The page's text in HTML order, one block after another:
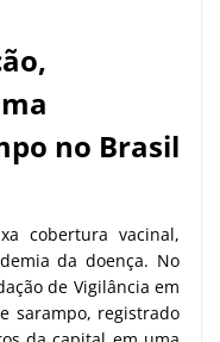
no Brasil
cobertura vacinal,
da doença. No
de Vigilância em
sarampo, registrado